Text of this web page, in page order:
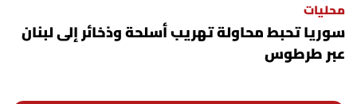
محليات
سوريا تحبط محاولة تهريب أسلحة وذخائر إلى لبنان
عبر طرطوس